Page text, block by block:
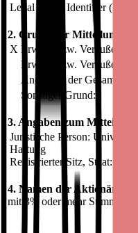
Legal Entity Identifier (LEI):
2. Grund der Mitteilung
X Erwerb bzw.
Erwerb bzw.
Änderung der
Sonstiger Grund:
3. Angaben zum
Juristische Person:
Haftung
Registrierter Sitz, Staat:
4. Namen der Aktionäre
mit 3% oder mehr